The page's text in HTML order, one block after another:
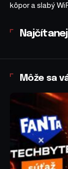
kôpor a slabý
Môže sa